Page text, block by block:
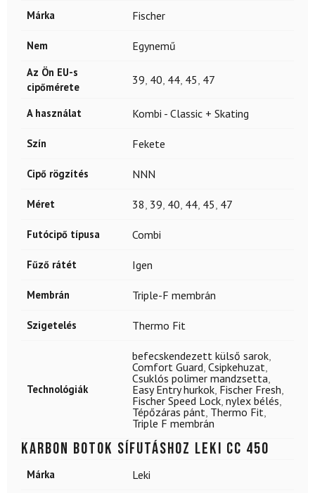
Márka Fischer
Nem Egynemű
Az Ön EU-s
cipőmérete
39 40 44 45 47
A használat Kombi - Classic + Skating
Szín Fekete
Cipő rögzítés NNN
Méret 38 39 40 44 45 47
Futócipő típusa Combi
Fűző rátét Igen
Membrán Triple-F membrán
Szigetelés Thermo Fit
Technológiák
befecskendezett külső sarok
Comfort Guard Csipkehuzat
Csuklós polimer mandzsetta
Easy Entry hurkok Fischer Fresh
Fischer Speed Lock nylex bélés
Tépőzáras pánt Thermo Fit
Triple F membrán
Karbon botok sífutáshoz LEKI CC 450
Márka Leki